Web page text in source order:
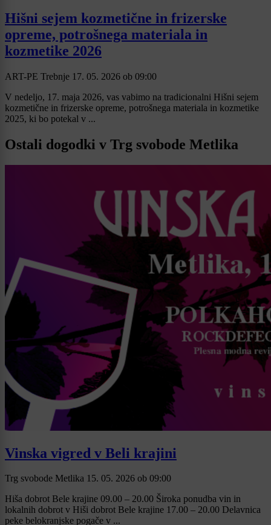
Hišni sejem kozmetične in frizerske
opreme, potrošnega materiala in
kozmetike 2026
ART-PE Trebnje 17. 05. 2026 ob 09:00
V nedeljo, 17. maja 2026, vas vabimo na tradicionalni Hišni sejem
kozmetične in frizerske opreme, potrošnega materiala in kozmetike
2025, ki bo potekal v ...
Ostali dogodki v Trg svobode Metlika
Vinska vigred v Beli krajini
Trg svobode Metlika 15. 05. 2026 ob 09:00
Hiša dobrot Bele krajine 09.00 – 20.00 Široka ponudba vin in
lokalnih dobrot v Hiši dobrot Bele krajine 17.00 – 20.00 Delavnica
peke belokranjske pogače v ...